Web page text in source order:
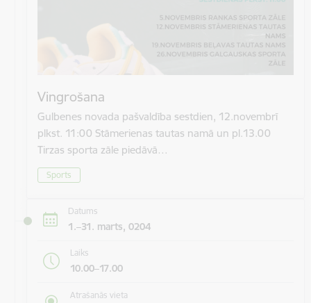
Vingrošana
Gulbenes novada pašvaldība sestdien, 12.novembrī
plkst. 11:00 Stāmerienas tautas namā un pl.13.00
Tirzas sporta zāle piedāvā…
Sports
Datums
1.–31. marts, 0204
Laiks
10.00–17.00
Atrašanās vieta